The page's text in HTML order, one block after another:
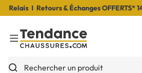
I Retours & Échanges OFFERTS* 14
Toggle Menu
Rechercher un produit